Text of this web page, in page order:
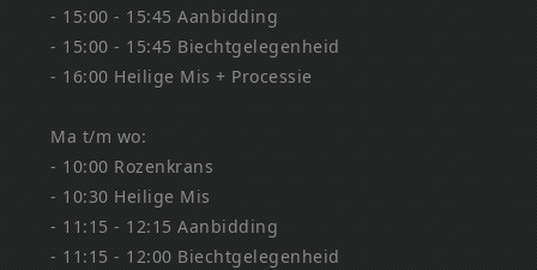
- 15:00 - 15:45 Aanbidding
- 15:00 - 15:45 Biechtgelegenheid
- 16:00 Heilige Mis + Processie
Ma t/m wo:
- 10:00 Rozenkrans
- 10:30 Heilige Mis
- 11:15 - 12:15 Aanbidding
- 11:15 - 12:00 Biechtgelegenheid